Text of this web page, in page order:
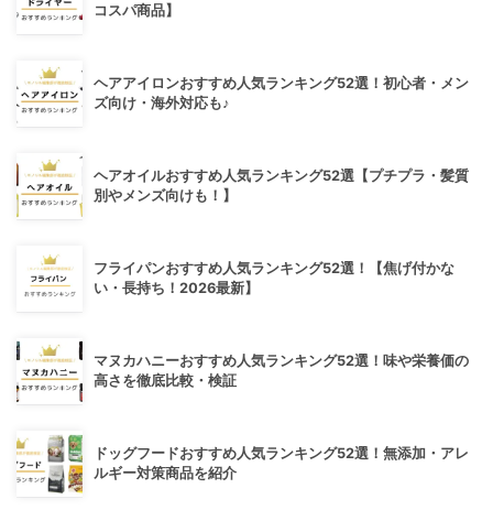
コスパ商品】
ヘアアイロンおすすめ人気ランキング52選！初心者・メン
ズ向け・海外対応も♪
ヘアオイルおすすめ人気ランキング52選【プチプラ・髪質
別やメンズ向けも！】
フライパンおすすめ人気ランキング52選！【焦げ付かな
い・長持ち！2026最新】
マヌカハニーおすすめ人気ランキング52選！味や栄養価の
高さを徹底比較・検証
ドッグフードおすすめ人気ランキング52選！無添加・アレ
ルギー対策商品を紹介